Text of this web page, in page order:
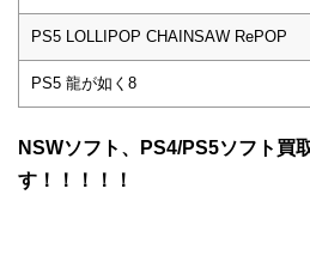
PS5 LOLLIPOP CHAINSAW RePOP
PS5 龍が如く8
NSWソフト、PS4/PS5ソフト買
す！！！！！